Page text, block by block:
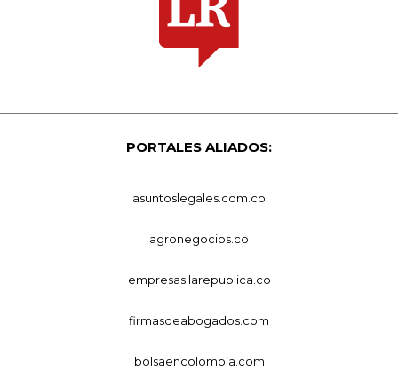
PORTALES ALIADOS:
asuntoslegales.com.co
agronegocios.co
empresas.larepublica.co
firmasdeabogados.com
bolsaencolombia.com